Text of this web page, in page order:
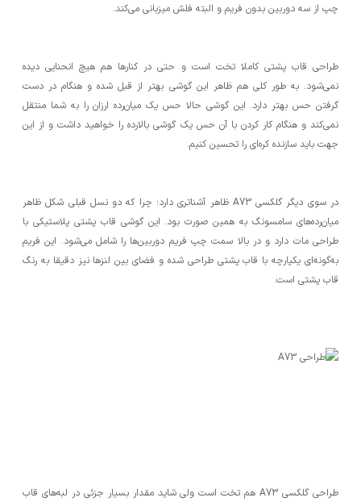
چپ از سه دوربین بدون فریم و البته فلش میزبانی می‌کند.
طراحی قاب پشتی کاملا تخت است و حتی در کنارها هم هیچ انحنایی دیده
نمی‌شود. به طور کلی هم ظاهر این گوشی بهتر از قبل شده و هنگام در دست
گرفتن حس بهتر دارد. این گوشی حالا حس یک میان‌رده ارزان را به شما منتقل
نمی‌کند و هنگام کار کردن با آن حس یک گوشی بالارده را خواهید داشت و از این
جهت باید سازنده کره‌ای را تحسین کنیم.
در سوی دیگر گلکسی A73 ظاهر آشنا‌تری دارد؛ چرا که دو نسل قبلی شکل ظاهر
میان‌رده‌های سامسونگ به همین صورت بود. این گوشی قاب پشتی پلاستیکی با
طراحی مات دارد و در بالا سمت چپ فریم دوربین‌ها را شامل می‌شود. این فریم
به‌گونه‌ای یکپارچه با قاب پشتی طراحی شده و فضای بین لنزها نیز دقیقا به رنگ
قاب پشتی است.
طراحی گلکسی A73 هم تخت است ولی شاید مقدار بسیار جزئی در لبه‌های قاب